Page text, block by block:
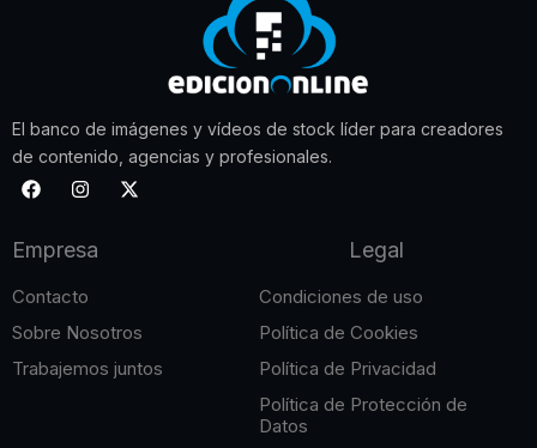
El banco de imágenes y vídeos de stock líder para creadores
de contenido, agencias y profesionales.
F
a
b
o
I
n
a
r
m
X
-
r
Empresa
Contacto
Sobre Nosotros
Trabajemos juntos
Legal
Condiciones de uso
Política de Cookies
Política de Privacidad
Política de Protección de
Datos